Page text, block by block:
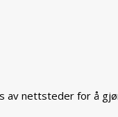
av nettsteder for å